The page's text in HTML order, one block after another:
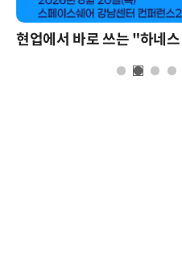
현업에서 바로 쓰는 "하네